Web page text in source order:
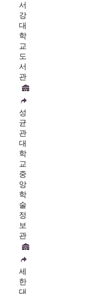
서
강
대
학
교
도
서
관
성
균
관
대
학
교
중
앙
학
술
정
보
관
세
한
대